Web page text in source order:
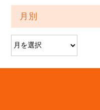
月別